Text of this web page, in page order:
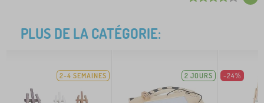
PLUS DE LA CATÉGORIE:
2-4 SEMAINES 2 JOURS -24%